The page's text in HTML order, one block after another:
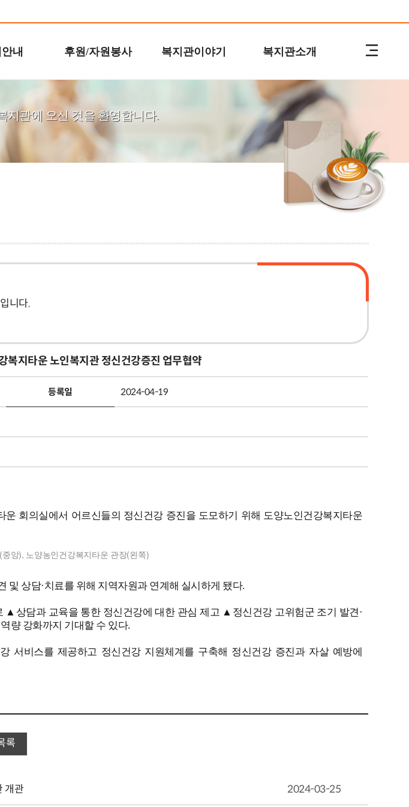
내 후원/자원봉사 복지관이야기 복지관소개
지관에 오신 것을 환영합니다.
니다.
지타운 노인복지관 정신건강증진 업무협약
등록일 2024-04-19
회의실에서 어르신들의 정신건강 증진을 도모하기 위해 도양노인건강복지타운
앙), 노양농인건강복지타운 관장(왼쪽)
및 상담·치료를 위해 지역자원과 연계해 실시하게 됐다.
▲상담과 교육을 통한 정신건강에 대한 관심 제고 ▲정신건강 고위험군 조기 발견·
량 강화까지 기대할 수 있다.
서비스를 제공하고 정신건강 지원체계를 구축해 정신건강 증진과 자살 예방에
록
개관 2024-03-25